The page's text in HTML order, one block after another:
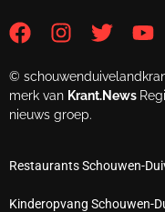
©
merk van Krant.News
nieuws groep.
Restaurants Schouwen-
Kinderopvang Schouwen-